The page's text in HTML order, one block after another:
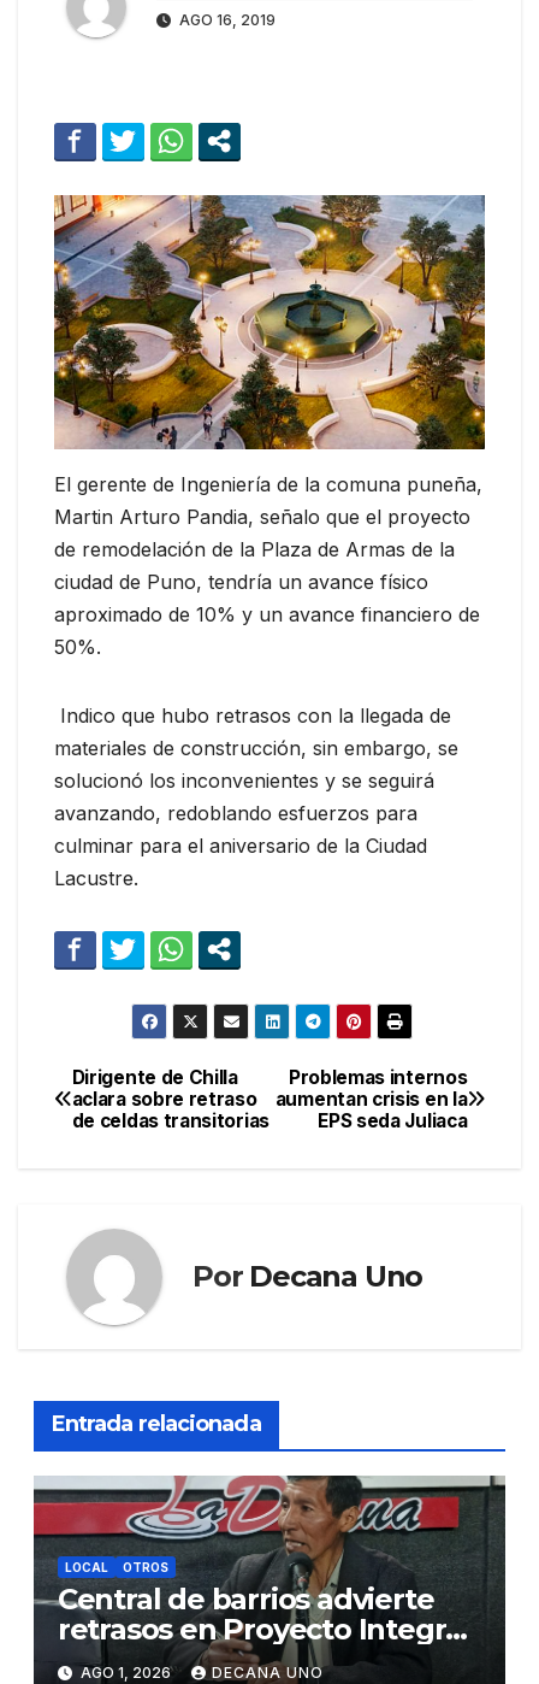
AGO 16, 2019
El gerente de Ingeniería de la comuna puneña,
Martin Arturo Pandia, señalo que el proyecto
de remodelación de la Plaza de Armas de la
ciudad de Puno, tendría un avance físico
aproximado de 10% y un avance financiero de
50%.
Indico que hubo retrasos con la llegada de
materiales de construcción, sin embargo, se
solucionó los inconvenientes y se seguirá
avanzando, redoblando esfuerzos para
culminar para el aniversario de la Ciudad
Lacustre.
Navegación
de
Problemas internos
aumentan crisis en la
EPS seda Juliaca
Dirigente de Chilla
aclara sobre retraso
de celdas transitorias
Por Decana Uno
Entrada relacionada
LOCAL OTROS
Central de barrios advierte
retrasos en Proyecto Integral
de Agua y Alcantarillado para
AGO 1, 2026 DECANA UNO